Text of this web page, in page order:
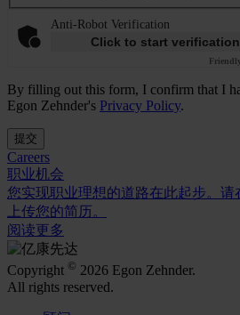
Anti-Robot Verification
Click to start verification
By filling out this form, I confirm that I
Egon Zehnder's Privacy Policy.
提交
Careers
职业机会
您实现职业理想的道路在此起步。请
上传您的简历。
阅读更多
Copyright © 2026 Egon Zehnder.
All rights reserved.